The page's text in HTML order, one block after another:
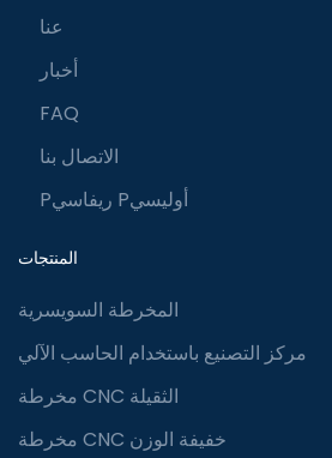
عنا
أخبار
FAQ
الاتصال بنا
Pريفاسي Pأوليسي
المنتجات
المخرطة السويسرية
مركز التصنيع باستخدام الحاسب الآلي
مخرطة CNC الثقيلة
مخرطة CNC خفيفة الوزن